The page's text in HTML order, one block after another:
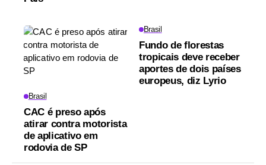
Brasil
CAC é preso após
atirar contra motorista
de aplicativo em
rodovia de SP
Brasil
Fundo de florestas
tropicais deve receber
aportes de dois países
europeus, diz Lyrio